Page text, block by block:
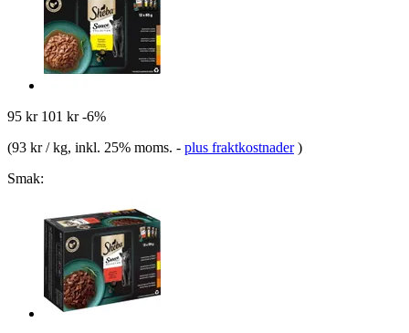
95 kr 101 kr -6%
(93 kr / kg, inkl. 25% moms. - plus fraktkostnader )
Smak: